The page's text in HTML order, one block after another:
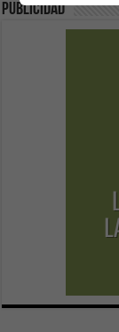
Publicidad